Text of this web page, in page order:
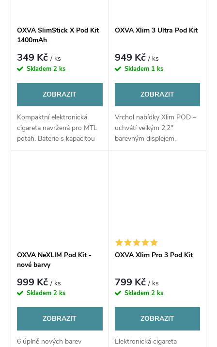
OXVA SlimStick X Pod Kit
1400mAh
349 Kč/ ks
Skladem2 ks
ZOBRAZIT
Kompaktní elektronická
cigareta navržená pro MTL
potah. Baterie s kapacitou
1400 mAh zajišťuje
OXVA Xlim 3 Ultra Pod Kit
949 Kč/ ks
Skladem 1 ks
ZOBRAZIT
Vrchol nabídky Xlim POD –
uchvátí velkým 2,2"
barevným displejem,
kompaktními rozměry a
OXVA NeXLIM Pod Kit -
nové barvy
999 Kč/ ks
Skladem2 ks
ZOBRAZIT
6 úplně nových barev
OXVA Xlim Pro 3 Pod Kit
799 Kč/ ks
Skladem 2 ks
ZOBRAZIT
Elektronická cigareta